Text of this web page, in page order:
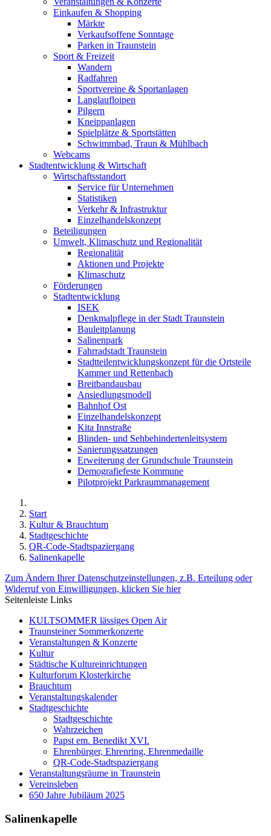
Einkaufen & Shopping
Märkte
Verkaufsoffene Sonntage
Parken in Traunstein
Sport & Freizeit
Wandern
Radfahren
Sportvereine & Sportanlagen
Langlaufloipen
Pilgern
Kneippanlagen
Spielplätze & Sportstätten
Schwimmbad, Traun & Mühlbach
Webcams
Stadtentwicklung & Wirtschaft
Wirtschaftsstandort
Service für Unternehmen
Statistiken
Verkehr & Infrastruktur
Einzelhandelskonzept
Beteiligungen
Umwelt, Klimaschutz und Regionalität
Regionalität
Aktionen und Projekte
Klimaschutz
Förderungen
Stadtentwicklung
ISEK
Denkmalpflege in der Stadt Traunstein
Bauleitplanung
Salinenpark
Fahrradstadt Traunstein
Stadtteilentwicklungskonzept für die Ortsteile
Kammer und Rettenbach
Breitbandausbau
Ansiedlungsmodell
Bahnhof Ost
Einzelhandelskonzept
Kita Innstraße
Blinden- und Sehbehindertenleitsystem
Sanierungssatzungen
Erweiterung der Grundschule Traunstein
Demografiefeste Kommune
Pilotprojekt Parkraummanagement
Start
Kultur & Brauchtum
Stadtgeschichte
QR-Code-Stadtspaziergang
Salinenkapelle
Zum Ändern Ihrer Datenschutzeinstellungen, z.B. Erteilung oder
Widerruf von Einwilligungen, klicken Sie hier
Seitenleiste Links
KULTSOMMER lässiges Open Air
Traunsteiner Sommerkonzerte
Veranstaltungen & Konzerte
Kultur
Städtische Kultureinrichtungen
Kulturforum Klosterkirche
Brauchtum
Veranstaltungskalender
Stadtgeschichte
Stadtgeschichte
Wahrzeichen
Papst em. Benedikt XVI.
Ehrenbürger, Ehrenring, Ehrenmedaille
QR-Code-Stadtspaziergang
Veranstaltungsräume in Traunstein
Vereinsleben
650 Jahre Jubiläum 2025
Salinenkapelle